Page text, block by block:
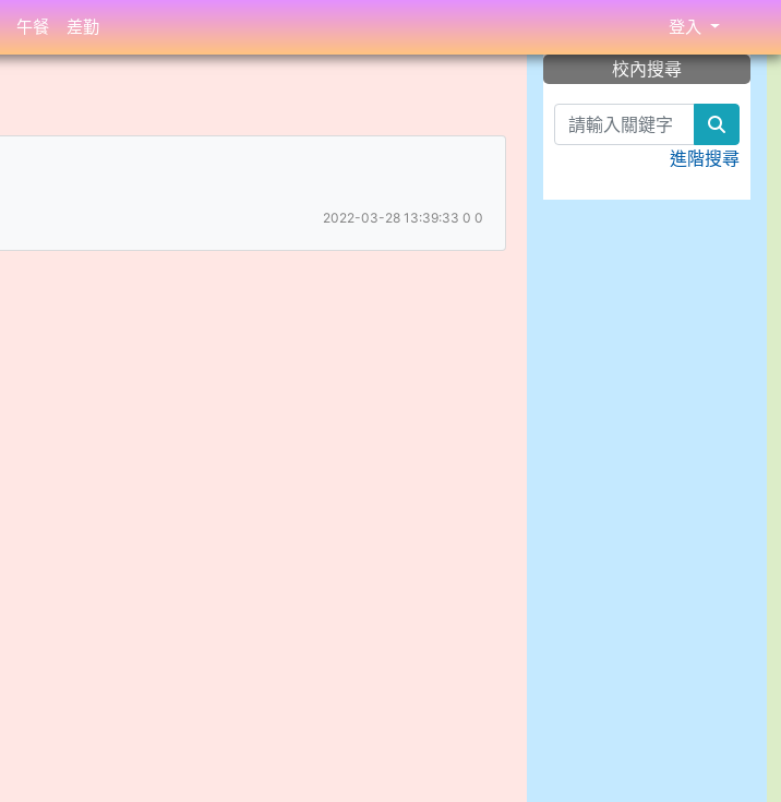
2022-03-28 13:39:3300
::: 校內搜尋
進階搜尋
午餐 差勤 登入